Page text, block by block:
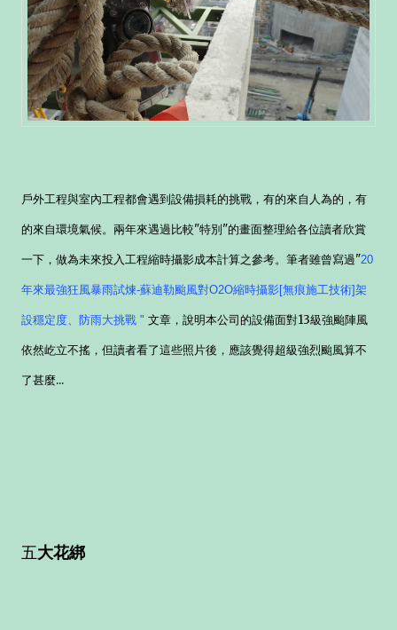
戶外工程與室內工程都會遇到設備損耗的挑戰，有的來自人為的，有
的來自環境氣候。兩年來遇過比較"特別"的畫面整理給各位讀者欣賞
一下，做為未來投入工程縮時攝影成本計算之參考。筆者雖曾寫過"20
年來最強狂風暴雨試煉-蘇迪勒颱風對O2O縮時攝影[無痕施工技術]架
設穩定度、防雨大挑戰 " 文章，說明本公司的設備面對13級強颱陣風
依然屹立不搖，但讀者看了這些照片後，應該覺得超級強烈颱風算不
了甚麼...
五大花綁